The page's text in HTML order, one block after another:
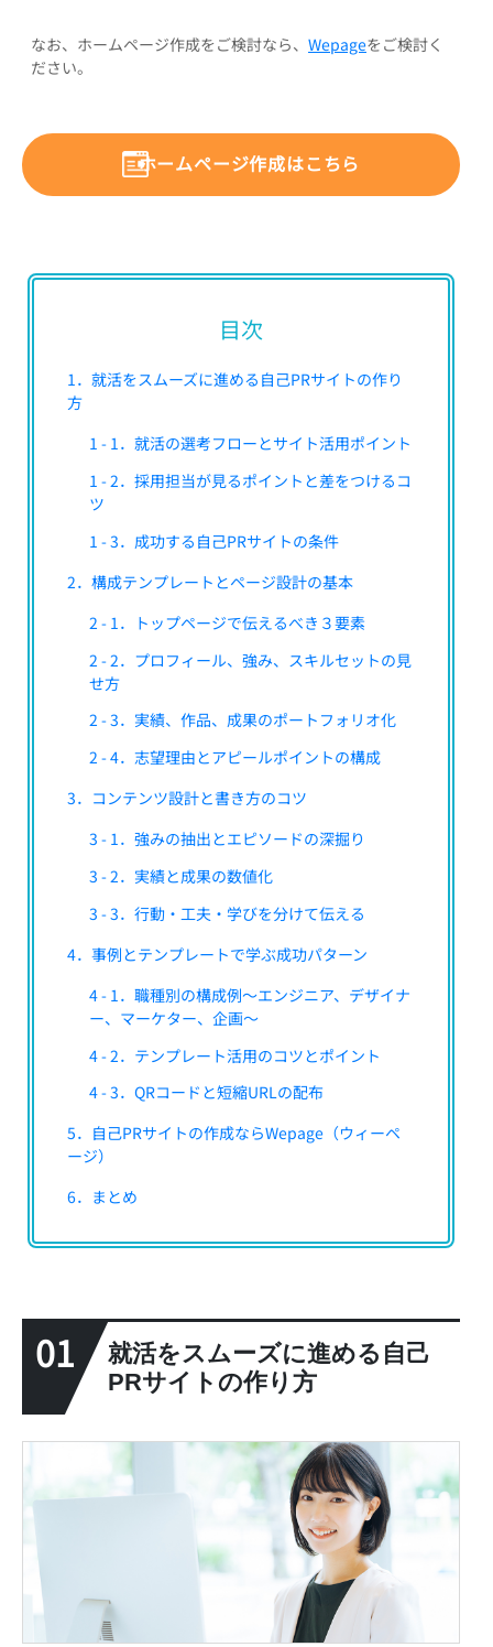
なお、ホームページ作成をご検討なら、 Wepageをご検討く
ださい。
ホームページ作成はこちら
目次
1．就活をスムーズに進める自己PRサイトの作り
方
1 - 1．就活の選考フローとサイト活用ポイント
1 - 2．採用担当が見るポイントと差をつけるコ
ツ
1 - 3．成功する自己PRサイトの条件
2．構成テンプレートとページ設計の基本
2 - 1．トップページで伝えるべき３要素
2 - 2．プロフィール、強み、スキルセットの見
せ方
2 - 3．実績、作品、成果のポートフォリオ化
2 - 4．志望理由とアピールポイントの構成
3．コンテンツ設計と書き方のコツ
3 - 1．強みの抽出とエピソードの深掘り
3 - 2．実績と成果の数値化
3 - 3．行動・工夫・学びを分けて伝える
4．事例とテンプレートで学ぶ成功パターン
4 - 1．職種別の構成例～エンジニア、デザイナ
ー、マーケター、企画～
4 - 2．テンプレート活用のコツとポイント
4 - 3．QRコードと短縮URLの配布
5．自己PRサイトの作成ならWepage（ウィーペ
ージ）
6．まとめ
01
就活をスムーズに進める自己
PRサイトの作り方